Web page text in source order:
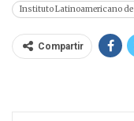
Instituto Latinoamericano
Compartir